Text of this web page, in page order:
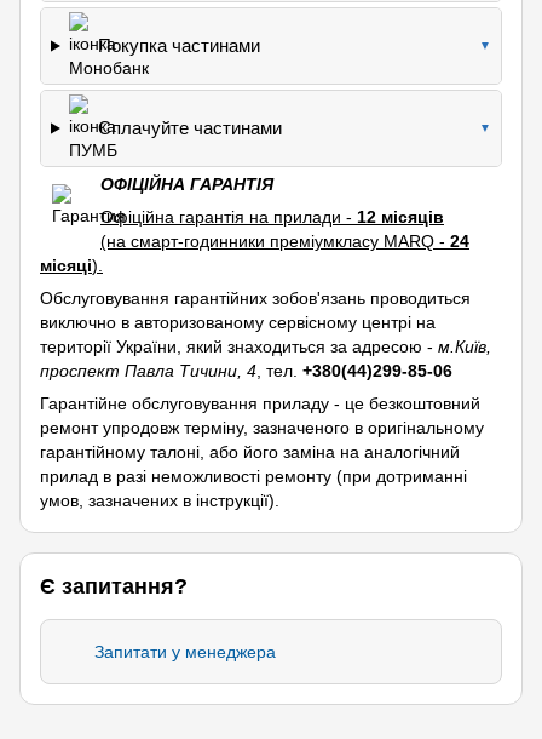
Покупка частинами ▼
Сплачуйте частинами ▼
ОФІЦІЙНА ГАРАНТІЯ
Офіційна гарантія на прилади - 12 місяців
(на смарт-годинники преміумкласу MARQ - 24
місяці).
Обслуговування гарантійних зобов'язань проводиться
виключно в авторизованому сервісному центрі на
території України, який знаходиться за адресою - м.Київ,
проспект Павла Тичини, 4 , тел. +380(44)299-85-06
Гарантійне обслуговування приладу - це безкоштовний
ремонт упродовж терміну, зазначеного в оригінальному
гарантійному талоні, або його заміна на аналогічний
прилад в разі неможливості ремонту (при дотриманні
умов, зазначених в інструкції).
Є запитання?
Запитати у менеджера